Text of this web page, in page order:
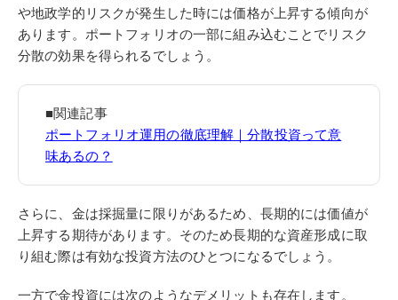
や地政学的リスクが発生した時には価格が上昇する傾向が
あります。ポートフォリオの一部に組み込むことでリスク
分散の効果を得られるでしょう。
■関連記事
ポートフォリオ運用の徹底理解｜分散投資って意
味あるの？
さらに、金は採掘量に限りがあるため、長期的には価値が
上昇する期待があります。そのため長期的な資産形成に取
り組む際は有効な投資方法のひとつになるでしょう。
一方で金投資には次のようなデメリットも存在します。